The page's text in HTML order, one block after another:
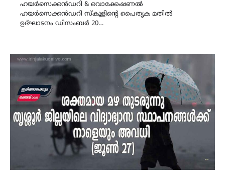
ഹയർസെക്കൻഡറി & വൊക്കേഷണൽ
ഹയർസെക്കൻഡറി സ്‌കൂളിൻ്റെ പൈതൃക മതിൽ
ഉദ്‌ഘാടനം ഡിസംബർ 20…